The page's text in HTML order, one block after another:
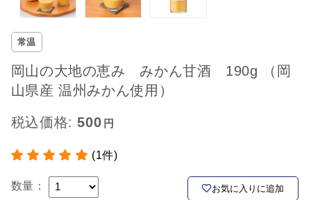
常温
岡山の大地の恵み みかん甘酒 190g （岡
山県産 温州みかん使用​）
税込価格:500
(1件)
数量： お気に入りに追加